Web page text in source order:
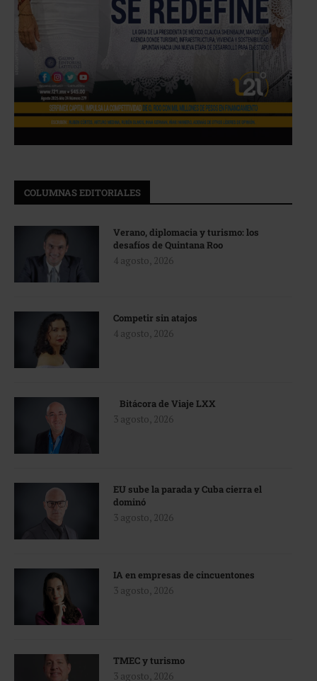
COLUMNAS EDITORIALES
Verano, diplomacia y turismo: los
desafíos de Quintana Roo
4 agosto, 2026
Competir sin atajos
4 agosto, 2026
Bitácora de Viaje LXX
3 agosto, 2026
EU sube la parada y Cuba cierra el
dominó
3 agosto, 2026
IA en empresas de cincuentones
3 agosto, 2026
TMEC y turismo
3 agosto, 2026